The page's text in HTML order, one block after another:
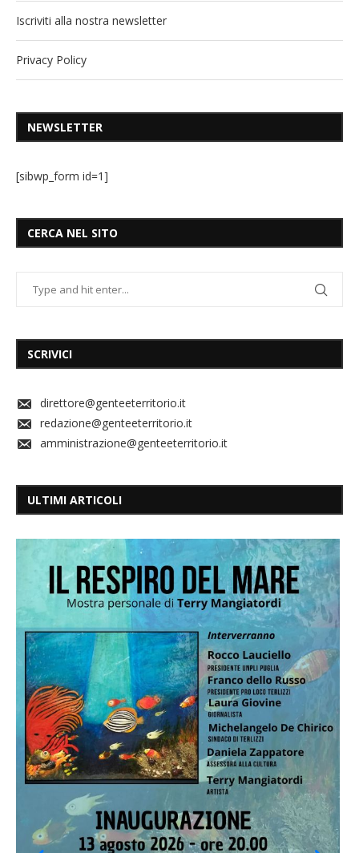
Iscriviti alla nostra newsletter
Privacy Policy
NEWSLETTER
[sibwp_form id=1]
CERCA NEL SITO
SCRIVICI
direttore@genteeterritorio.it
redazione@genteeterritorio.it
amministrazione@genteeterritorio.it
ULTIMI ARTICOLI